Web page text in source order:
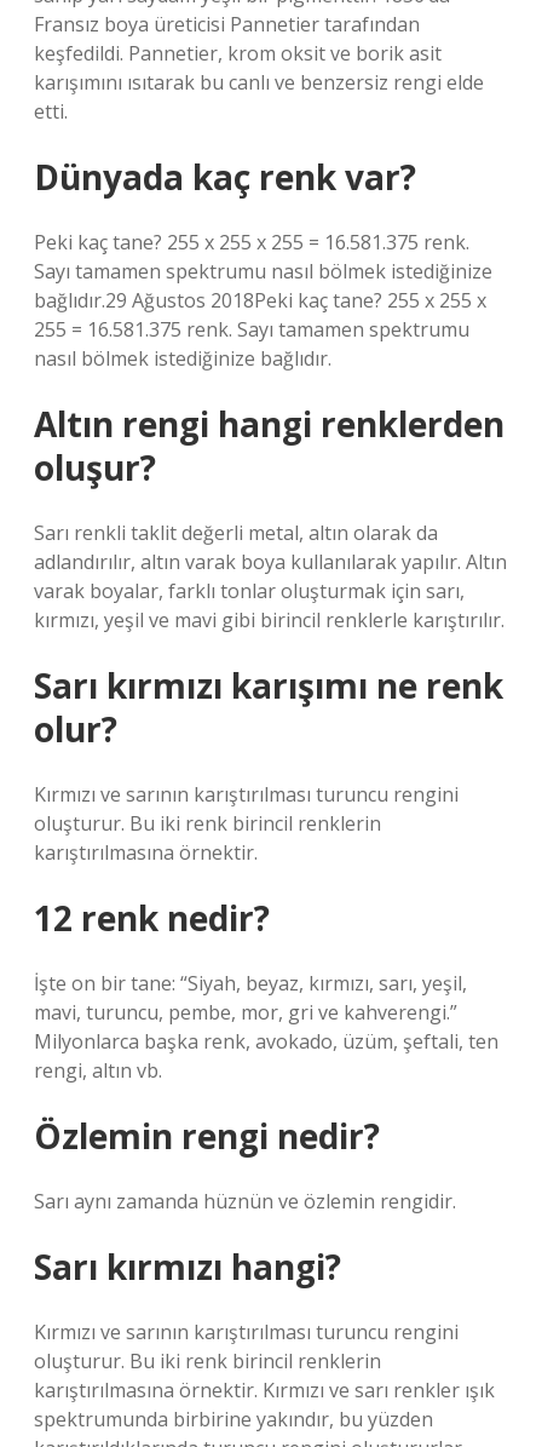
Fransız boya üreticisi Pannetier tarafından
keşfedildi. Pannetier, krom oksit ve borik asit
karışımını ısıtarak bu canlı ve benzersiz rengi elde
etti.
Dünyada kaç renk var?
Peki kaç tane? 255 x 255 x 255 = 16.581.375 renk.
Sayı tamamen spektrumu nasıl bölmek istediğinize
bağlıdır.29 Ağustos 2018Peki kaç tane? 255 x 255 x
255 = 16.581.375 renk. Sayı tamamen spektrumu
nasıl bölmek istediğinize bağlıdır.
Altın rengi hangi renklerden
oluşur?
Sarı renkli taklit değerli metal, altın olarak da
adlandırılır, altın varak boya kullanılarak yapılır. Altın
varak boyalar, farklı tonlar oluşturmak için sarı,
kırmızı, yeşil ve mavi gibi birincil renklerle karıştırılır.
Sarı kırmızı karışımı ne renk
olur?
Kırmızı ve sarının karıştırılması turuncu rengini
oluşturur. Bu iki renk birincil renklerin
karıştırılmasına örnektir.
12 renk nedir?
İşte on bir tane: “Siyah, beyaz, kırmızı, sarı, yeşil,
mavi, turuncu, pembe, mor, gri ve kahverengi.”
Milyonlarca başka renk, avokado, üzüm, şeftali, ten
rengi, altın vb.
Özlemin rengi nedir?
Sarı aynı zamanda hüznün ve özlemin rengidir.
Sarı kırmızı hangi?
Kırmızı ve sarının karıştırılması turuncu rengini
oluşturur. Bu iki renk birincil renklerin
karıştırılmasına örnektir. Kırmızı ve sarı renkler ışık
spektrumunda birbirine yakındır, bu yüzden